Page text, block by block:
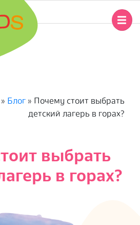
» Блог » Почему стоит выбрать
детский лагерь в горах?
выбрать
в горах?